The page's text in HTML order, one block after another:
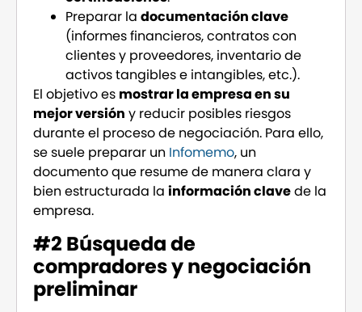
Preparar la documentación clave
(informes financieros, contratos con
clientes y proveedores, inventario de
activos tangibles e intangibles, etc.).
El objetivo es mostrar la empresa en su
mejor versión y reducir posibles riesgos
durante el proceso de negociación. Para ello,
se suele preparar un Infomemo, un
documento que resume de manera clara y
bien estructurada la información clavede la
empresa.
#2 Búsqueda de
compradores y negociación
preliminar